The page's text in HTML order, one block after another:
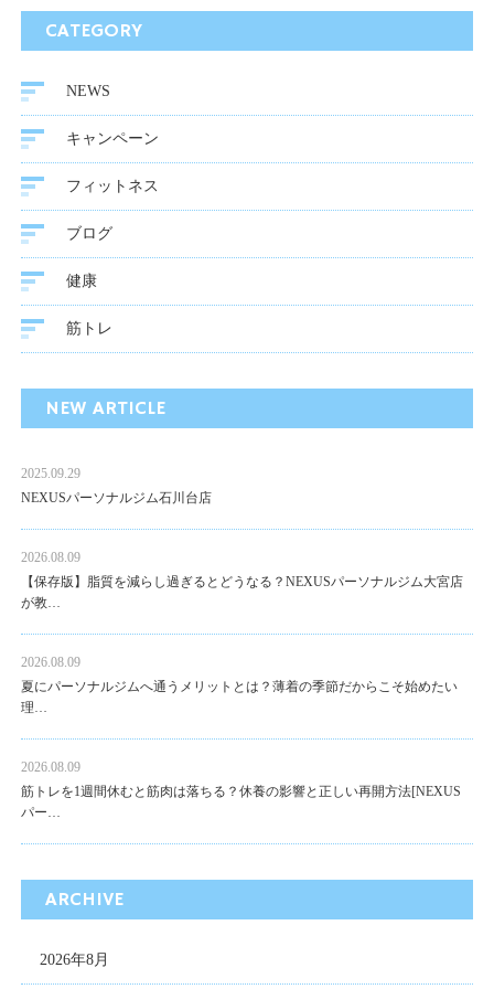
CATEGORY
NEWS
キャンペーン
フィットネス
ブログ
健康
筋トレ
NEW ARTICLE
2025.09.29
NEXUSパーソナルジム石川台店
2026.08.09
【保存版】脂質を減らし過ぎるとどうなる？NEXUSパーソナルジム大宮店
が教…
2026.08.09
夏にパーソナルジムへ通うメリットとは？薄着の季節だからこそ始めたい
理…
2026.08.09
筋トレを1週間休むと筋肉は落ちる？休養の影響と正しい再開方法[NEXUS
パー…
ARCHIVE
2026年8月